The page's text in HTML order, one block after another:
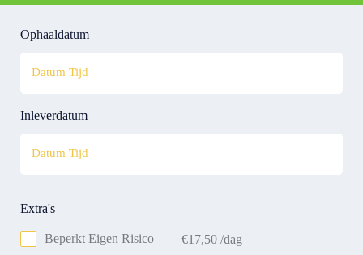
Ophaaldatum
Inleverdatum
Extra's
Beperkt Eigen Risico €17,50 /dag